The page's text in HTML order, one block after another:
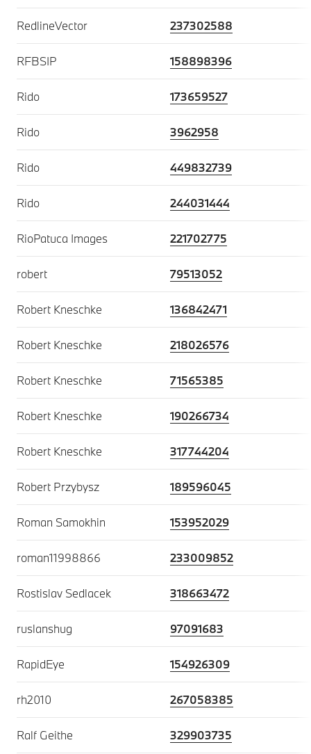
RedlineVector 237302588
RFBSIP 158898396
Rido 173659527
Rido 3962958
Rido 449832739
Rido 244031444
RioPatuca Images 221702775
robert 79513052
Robert Kneschke 136842471
Robert Kneschke 218026576
Robert Kneschke 71565385
Robert Kneschke 190266734
Robert Kneschke 317744204
Robert Przybysz 189596045
Roman Samokhin 153952029
roman11998866 233009852
Rostislav Sedlacek 318663472
ruslanshug 97091683
RapidEye 154926309
rh2010 267058385
Ralf Geithe 329903735